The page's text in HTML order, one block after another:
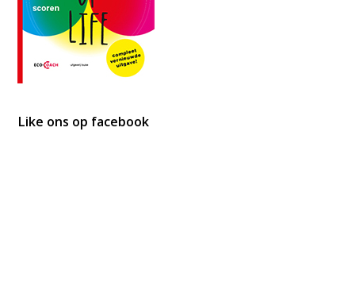
Like ons op facebook